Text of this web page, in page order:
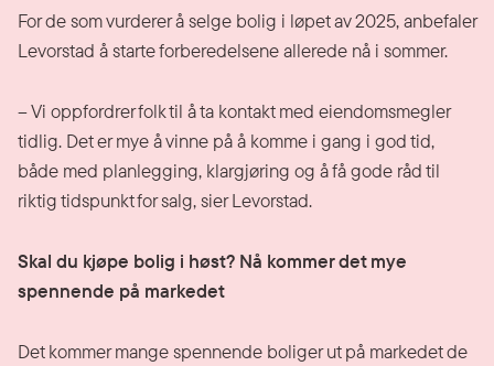
For de som vurderer å selge bolig i løpet av 2025, anbefaler
Levorstad å starte forberedelsene allerede nå i sommer.
– Vi oppfordrer folk til å ta kontakt med eiendomsmegler
tidlig. Det er mye å vinne på å komme i gang i god tid,
både med planlegging, klargjøring og å få gode råd til
riktig tidspunkt for salg, sier Levorstad.
Skal du kjøpe bolig i høst? Nå kommer det mye
spennende på markedet
Det kommer mange spennende boliger ut på markedet de